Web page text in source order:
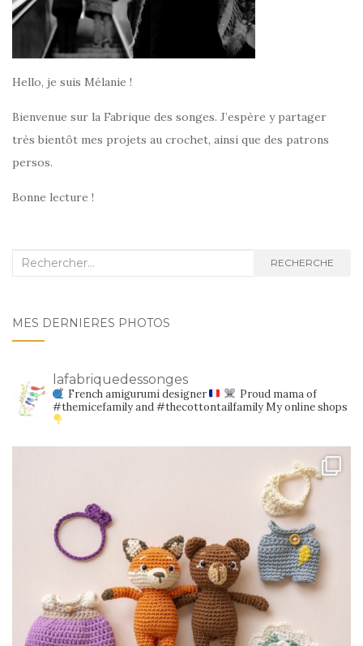
Hello, je suis Mélanie !
Bienvenue sur la Fabrique des songes. J’espère y partager
très bientôt mes projets au crochet, ainsi que des patrons
persos.
Bonne lecture !
Recherche
RECHERCHE
MES DERNIÈRES PHOTOS
lafabriquedessonges
French amigurumi designer
Proud mama of
#themicefamily and #thecottontailfamilyMy online shops